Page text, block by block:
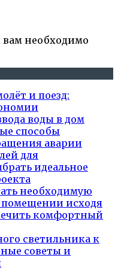
необходимо
и поезд:
воды в дом
способы
аварии
для
идеальное
необходимую
исходя
комфортный
светильника к
советы и